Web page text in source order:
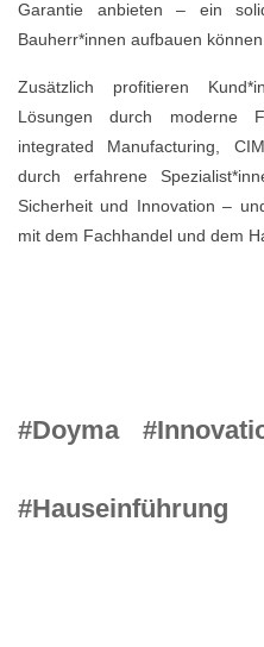
Garantie anbieten – ein
Bauherr*innen aufbauen
Zusätzlich profitieren
Lösungen durch moderne
integrated Manufacturing,
durch erfahrene
Sicherheit und Innovation –
mit dem Fachhandel und dem
#Doyma
#Hauseinführung